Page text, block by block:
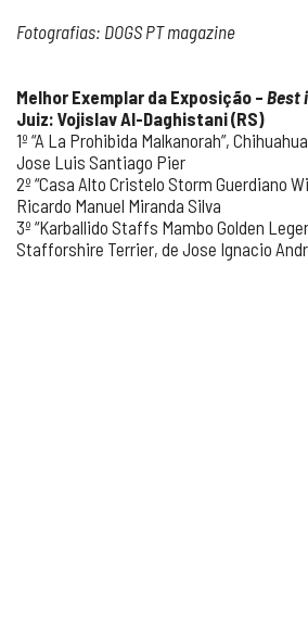
Fotografias: DOGS PT magazine
Melhor Exemplar da Exposição – Best
Juiz: Vojislav Al-Daghistani (RS)
1º “A La Prohibida Malkanorah”,
Jose Luis Santiago Pier
2º “Casa Alto Cristelo Storm Guerdiano
Ricardo Manuel Miranda Silva
3º “Karballido Staffs Mambo Golden
Stafforshire Terrier, de Jose Ignacio